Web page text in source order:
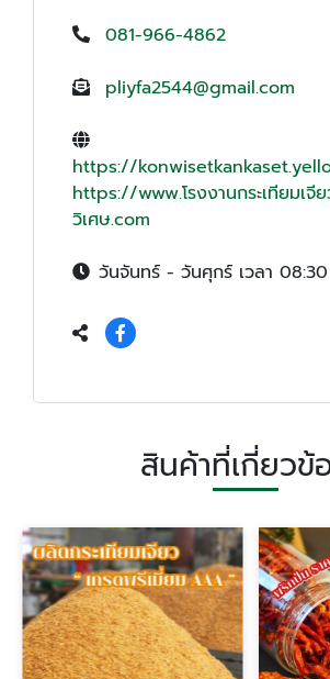
081-966-4862
pliyfa2544@gmail.com
https://
https://www.โรงงานกระเทียมเจี
วิเศษ.com
วันจันทร์ - วันศุกร์ เวลา
สินค้าที่เกี่ยวข้